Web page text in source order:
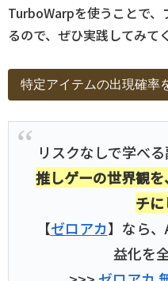
TurboWarpを使うことで
るので、ぜひ実践してみて
特定アイテムの出現確率
リスクなしで学べ
推しゲーの世界観
チに
【ゼロアカ】なら
益化を